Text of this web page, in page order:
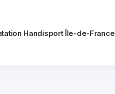
Handisport Île-de-France